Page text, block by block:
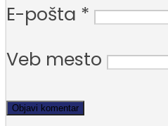
E-pošta *
Veb mesto